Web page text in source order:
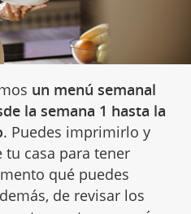
un menú semanal
la semana 1 hasta la
. Puedes imprimirlo y
tu casa para tener
qué puedes
de revisar los